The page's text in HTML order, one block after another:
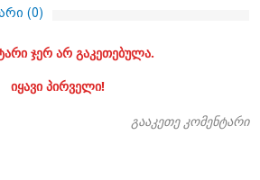
(0)
ჯერ არ გაკეთებულა.
იყავი პირველი!
გააკეთე კომენტარი